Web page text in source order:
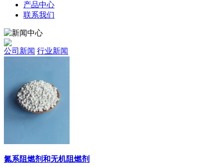
产品中心
联系我们
公司新闻 行业新闻
氮系阻燃剂和无机阻燃剂